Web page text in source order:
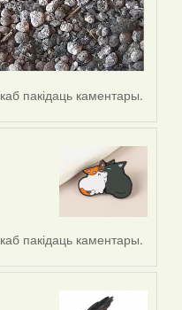
каб пакідаць каментары.
каб пакідаць каментары.